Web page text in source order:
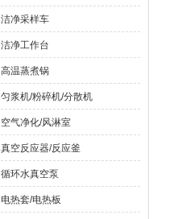
洁净采样车
洁净工作台
高温蒸煮锅
匀浆机/粉碎机/分散机
空气净化/风淋室
真空反应器/反应釜
循环水真空泵
电热套/电热板